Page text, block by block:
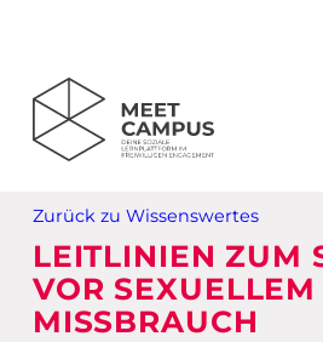
Einsamkeit
Spiritualität
Veranstaltungen
Webinare
Aktuelles (Blog)
Zurück zu Wissenswertes
LEITLINIEN ZUM
VOR SEXUELLEM
MISSBRAUCH